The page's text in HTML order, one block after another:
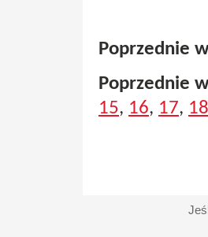
Poprzednie
Poprzednie
15, 16, 17, 18